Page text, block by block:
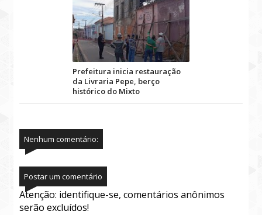
Prefeitura inicia restauração
da Livraria Pepe, berço
histórico do Mixto
Nenhum comentário:
Postar um comentário
Atenção: identifique-se, comentários anônimos
serão excluídos!